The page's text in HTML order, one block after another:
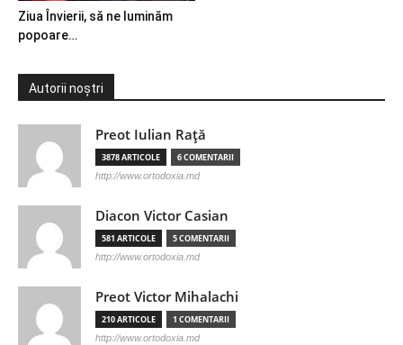
Ziua Învierii, să ne luminăm
popoare…
Autorii noștri
Preot Iulian Raţă
3878 ARTICOLE 6 COMENTARII
http://www.ortodoxia.md
Diacon Victor Casian
581 ARTICOLE 5 COMENTARII
http://www.ortodoxia.md
Preot Victor Mihalachi
210 ARTICOLE 1 COMENTARII
http://www.ortodoxia.md